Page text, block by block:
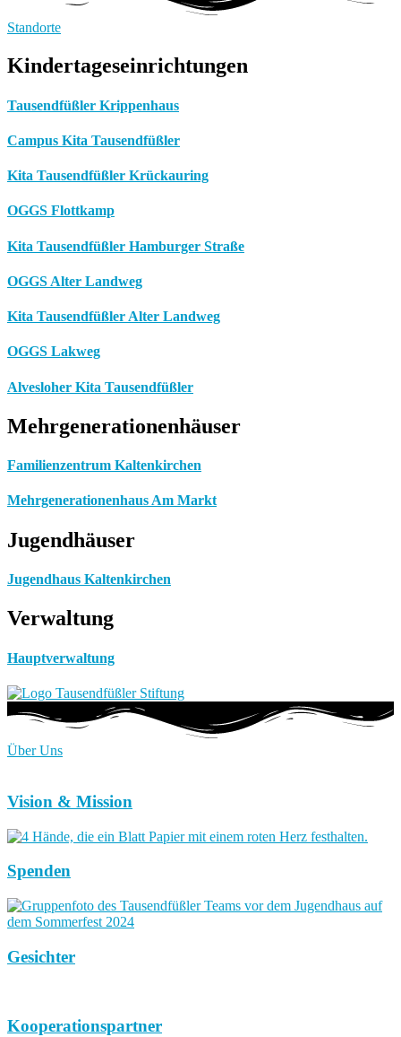
Standorte
Kindertageseinrichtungen
Tausendfüßler Krippenhaus
Campus Kita Tausendfüßler
Kita Tausendfüßler Krückauring
OGGS Flottkamp
Kita Tausendfüßler Hamburger Straße
OGGS Alter Landweg
Kita Tausendfüßler Alter Landweg
OGGS Lakweg
Alvesloher Kita Tausendfüßler
Mehrgenerationenhäuser
Familienzentrum Kaltenkirchen
Mehrgenerationenhaus Am Markt
Jugendhäuser
Jugendhaus Kaltenkirchen
Verwaltung
Hauptverwaltung
Über Uns
Vision & Mission
Spenden
Gesichter
Kooperationspartner